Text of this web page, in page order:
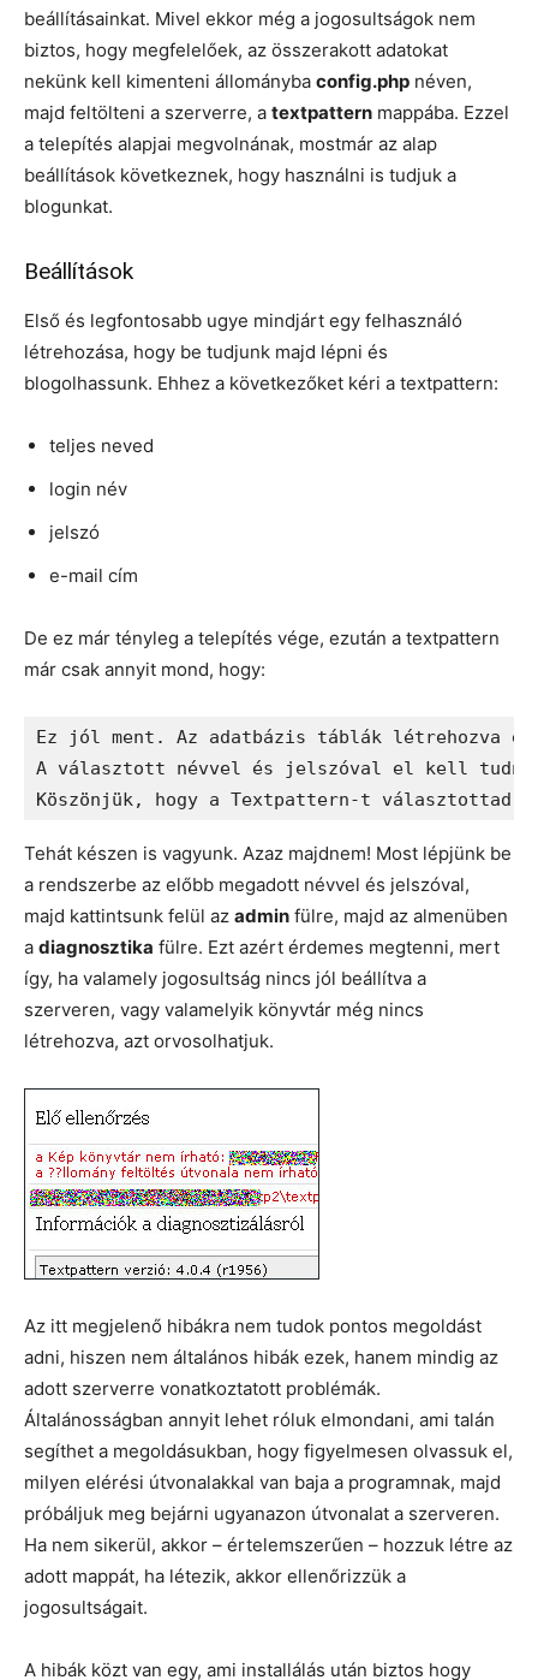
beállításainkat. Mivel ekkor még a jogosultságok nem
biztos, hogy megfelelőek, az összerakott adatokat
nekünk kell kimenteni állományba config.php néven,
majd feltölteni a szerverre, a textpattern mappába. Ezzel
a telepítés alapjai megvolnának, mostmár az alap
beállítások következnek, hogy használni is tudjuk a
blogunkat.
Beállítások
Első és legfontosabb ugye mindjárt egy felhasználó
létrehozása, hogy be tudjunk majd lépni és
blogolhassunk. Ehhez a következőket kéri a textpattern:
teljes neved
login név
jelszó
e-mail cím
De ez már tényleg a telepítés vége, ezután a textpattern
már csak annyit mond, hogy:
Ez jól ment. Az adatbázis táblák létrehozva
A választott névvel és jelszóval el kell
Tehát készen is vagyunk. Azaz majdnem! Most lépjünk be
a rendszerbe az előbb megadott névvel és jelszóval,
majd kattintsunk felül az admin fülre, majd az almenüben
a diagnosztika fülre. Ezt azért érdemes megtenni, mert
így, ha valamely jogosultság nincs jól beállítva a
szerveren, vagy valamelyik könyvtár még nincs
létrehozva, azt orvosolhatjuk.
Az itt megjelenő hibákra nem tudok pontos megoldást
adni, hiszen nem általános hibák ezek, hanem mindig az
adott szerverre vonatkoztatott problémák.
Általánosságban annyit lehet róluk elmondani, ami talán
segíthet a megoldásukban, hogy figyelmesen olvassuk el,
milyen elérési útvonalakkal van baja a programnak, majd
próbáljuk meg bejárni ugyanazon útvonalat a szerveren.
Ha nem sikerül, akkor – értelemszerűen – hozzuk létre az
adott mappát, ha létezik, akkor ellenőrizzük a
jogosultságait.
A hibák közt van egy, ami installálás után biztos hogy